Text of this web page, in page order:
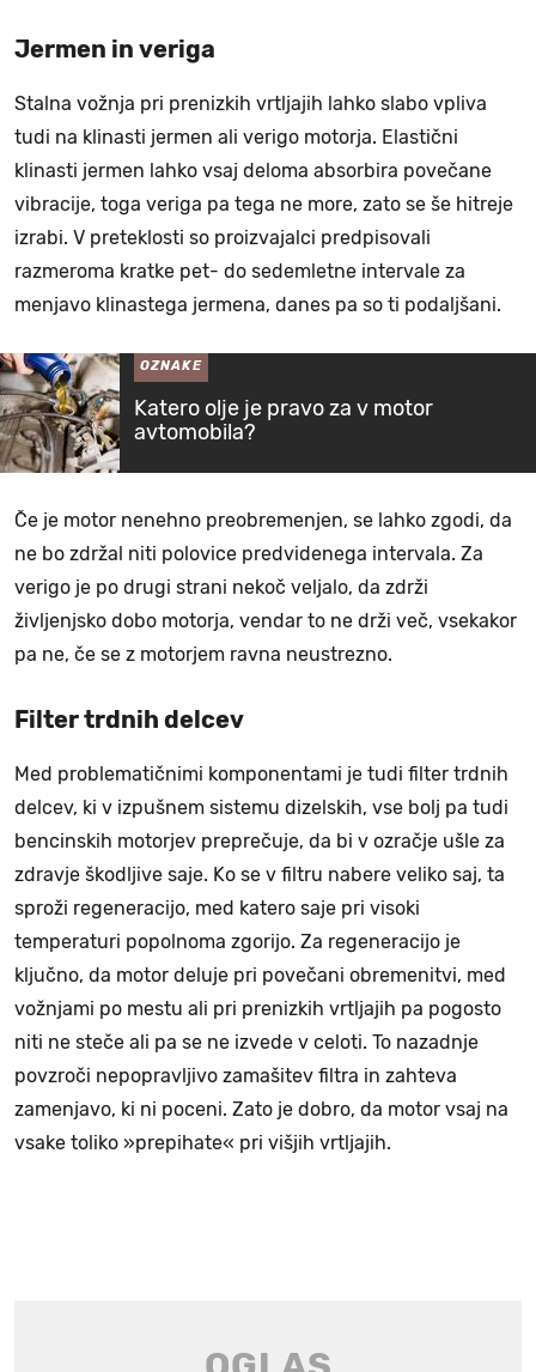
Jermen in veriga
Stalna vožnja pri prenizkih vrtljajih lahko slabo vpliva
tudi na klinasti jermen ali verigo motorja. Elastični
klinasti jermen lahko vsaj deloma absorbira povečane
vibracije, toga veriga pa tega ne more, zato se še hitreje
izrabi. V preteklosti so proizvajalci predpisovali
razmeroma kratke pet- do sedemletne intervale za
menjavo klinastega jermena, danes pa so ti podaljšani.
OZNAKE
Katero olje je pravo za v motor
avtomobila?
Če je motor nenehno preobremenjen, se lahko zgodi, da
ne bo zdržal niti polovice predvidenega intervala. Za
verigo je po drugi strani nekoč veljalo, da zdrži
življenjsko dobo motorja, vendar to ne drži več, vsekakor
pa ne, če se z motorjem ravna neustrezno.
Filter trdnih delcev
Med problematičnimi komponentami je tudi filter trdnih
delcev, ki v izpušnem sistemu dizelskih, vse bolj pa tudi
bencinskih motorjev preprečuje, da bi v ozračje ušle za
zdravje škodljive saje. Ko se v filtru nabere veliko saj, ta
sproži regeneracijo, med katero saje pri visoki
temperaturi popolnoma zgorijo. Za regeneracijo je
ključno, da motor deluje pri povečani obremenitvi, med
vožnjami po mestu ali pri prenizkih vrtljajih pa pogosto
niti ne steče ali pa se ne izvede v celoti. To nazadnje
povzroči nepopravljivo zamašitev filtra in zahteva
zamenjavo, ki ni poceni. Zato je dobro, da motor vsaj na
vsake toliko »prepihate« pri višjih vrtljajih.